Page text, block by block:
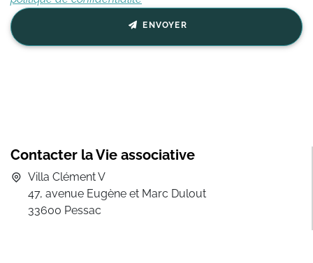
ENVOYER
Contacter la Vie associative
Villa Clément V
47, avenue Eugène et Marc Dulout
33600 Pessac